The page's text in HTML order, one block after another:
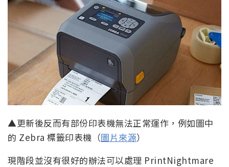
▲更新後反而有部份印表機無法正常運作，例如圖中
的 Zebra 標籤印表機（圖片來源）
現階段並沒有很好的辦法可以處理 PrintNightmare